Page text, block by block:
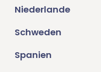
Niederlande
Schweden
Spanien